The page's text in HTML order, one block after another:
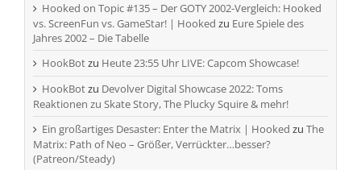
Hooked on Topic #135 – Der GOTY 2002-Vergleich: Hooked
vs. ScreenFun vs. GameStar! | Hooked zu Eure Spiele des
Jahres 2002 – Die Tabelle
HookBotzu Heute 23:55 Uhr LIVE: Capcom Showcase!
HookBotzu Devolver Digital Showcase 2022: Toms
Reaktionen zu Skate Story, The Plucky Squire & mehr!
Ein großartiges Desaster: Enter the Matrix | Hooked zu The
Matrix: Path of Neo – Größer, Verrückter…besser?
(Patreon/Steady)